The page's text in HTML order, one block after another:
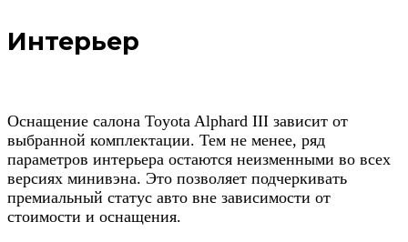
Интерьер
Оснащение салона Toyota Alphard III зависит от
выбранной комплектации. Тем не менее, ряд
параметров интерьера остаются неизменными во всех
версиях минивэна. Это позволяет подчеркивать
премиальный статус авто вне зависимости от
стоимости и оснащения.